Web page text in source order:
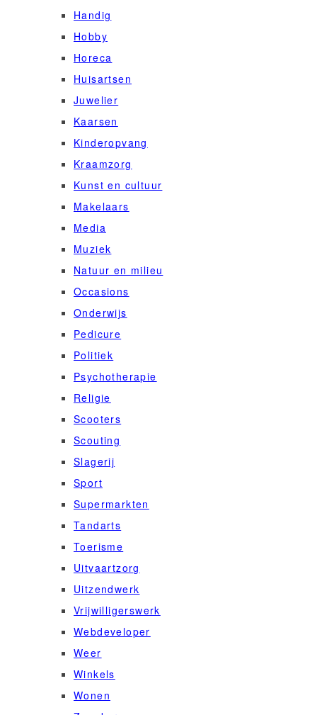
Handig
Hobby
Horeca
Huisartsen
Juwelier
Kaarsen
Kinderopvang
Kraamzorg
Kunst en cultuur
Makelaars
Media
Muziek
Natuur en milieu
Occasions
Onderwijs
Pedicure
Politiek
Psychotherapie
Religie
Scooters
Scouting
Slagerij
Sport
Supermarkten
Tandarts
Toerisme
Uitvaartzorg
Uitzendwerk
Vrijwilligerswerk
Webdeveloper
Weer
Winkels
Wonen